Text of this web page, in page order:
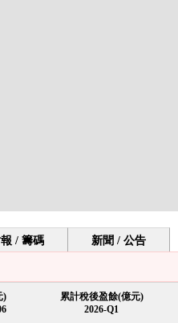
/ 籌碼 新聞 / 公告
)
累計稅後盈餘(億元)
2026-Q1